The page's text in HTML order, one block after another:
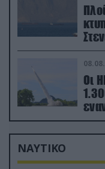
Οι
ΝΑΥΤΙΚΟ